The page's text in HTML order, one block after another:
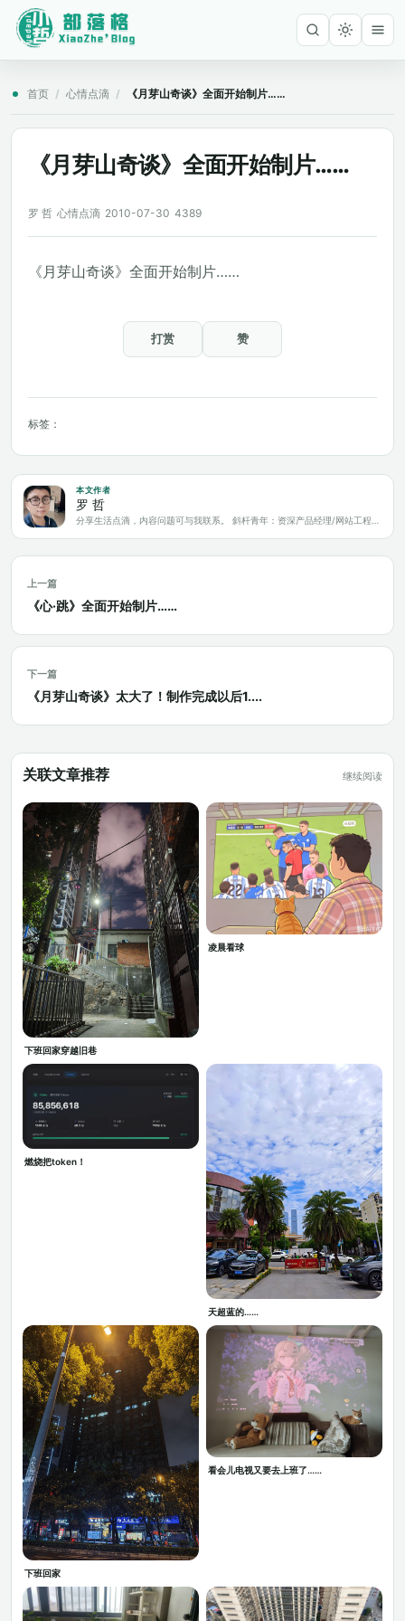
首页 / 心情点滴 / 《月芽山奇谈》全面开始制片……
《月芽山奇谈》全面开始制片……
罗 哲 心情点滴 2010-07-30 4389
《月芽山奇谈》全面开始制片……
打赏 赞
标签：
本文作者
罗 哲
上一篇
《心·跳》全面开始制片……
下一篇
《月芽山奇谈》太大了！制作完成以后1....
关联文章推荐 继续阅读
下班回家穿越旧巷
凌晨看球
燃烧把token！
天超蓝的……
下班回家
看会儿电视又要去上班了……